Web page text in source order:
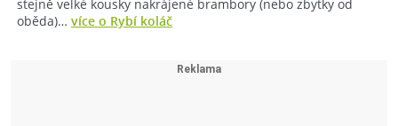
stejně velké kousky nakrájené brambory (nebo zbytky od
oběda)… více o Rybí koláč